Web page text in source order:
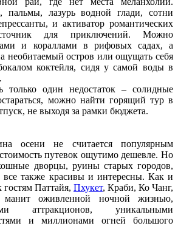
пальмы, лазурь водной глади, сотни
и активатор романтических
для приключений. Можно
и кораллами в рифовых садах, а
необитаемый остров или ощущать себя
коктейля, сидя у самой воды в
только один недостаток – солидные
можно найти горящий тур в
не выходя за рамки бюджета.
осени не считается популярным
путевок ощутимо дешевле. Но
дворцы, руины старых городов,
все также красивы и интересны. Как и
Паттайя, Пхукет, Краби, Ко Чанг,
оживленной ночной жизнью,
аттракционов, уникальными
и миллионами огней большого